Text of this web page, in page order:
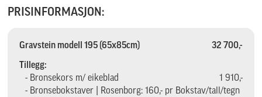
PRISINFORMASJON:
Gravstein modell 195 (65x85cm) 32 700,-
Tillegg:
- Bronsekors m/ eikeblad
1 910,-
- Bronsebokstaver | Rosenborg: 160,- pr Bokstav/tall/tegn